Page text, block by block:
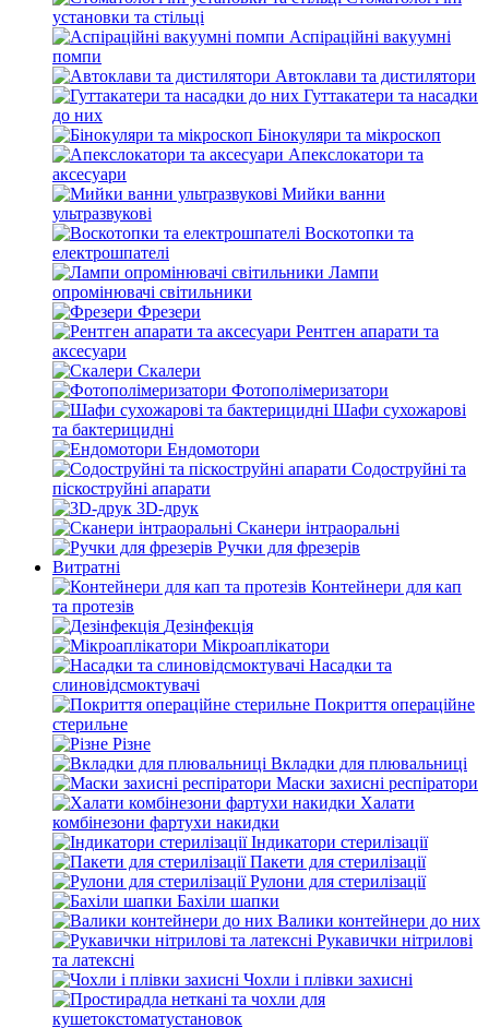
установки та стільці
Аспіраційні вакуумні
помпи
Автоклави та дистилятори
Гуттакатери та насадки
до них
Бінокуляри та мікроскоп
Апекслокатори та
аксесуари
Мийки ванни
ультразвукові
Воскотопки та
електрошпателі
Лампи
опромінювачі світильники
Фрезери
Рентген апарати та
аксесуари
Скалери
Фотополімеризатори
Шафи сухожарові
та бактерицидні
Ендомотори
Содоструйні та
піскоструйні апарати
3D-друк
Сканери інтраоральні
Ручки для фрезерів
Витратні
Контейнери для кап
та протезів
Дезінфекція
Мікроаплікатори
Насадки та
слиновідсмоктувачі
Покриття операційне
стерильне
Різне
Вкладки для плювальниці
Маски захисні респіратори
Халати
комбінезони фартухи накидки
Індикатори стерилізації
Пакети для стерилізації
Рулони для стерилізації
Бахіли шапки
Валики контейнери до них
Рукавички нітрилові
та латексні
Чохли і плівки захисні